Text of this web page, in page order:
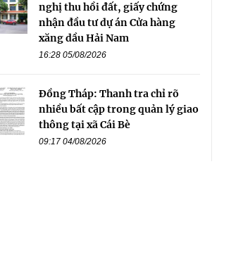
nghị thu hồi đất, giấy chứng
nhận đầu tư dự án Cửa hàng
xăng dầu Hải Nam
16:28 05/08/2026
Đồng Tháp: Thanh tra chỉ rõ
nhiều bất cập trong quản lý giao
thông tại xã Cái Bè
09:17 04/08/2026